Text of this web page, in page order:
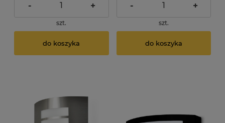
- +
szt.
do koszyka
- +
szt.
do koszyka